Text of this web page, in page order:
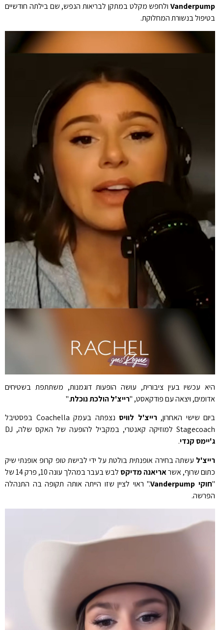
Vanderpump ולחפש מקלט במתקן לבריאות הנפש, שם בילתה חודשיים
בטיפול בנשורת המחלוקת.
היא עכשיו בעין ציבורית, עושה הופעות דוגמנות, משתתפת בשטיחים
אדומים, ויצאה עם פודקאסט, "רייצ'ל הולכת נוכלת."
ביום שישי האחרון,רייצ'ל לוויס
נצפתה בעמק Coachella בפסטיבל
Stagecoach למוזיקה קאנטרי, במקביל להופעה של האקס שלה, DJ
ג'יימס קנדי.
רייצ'ל עשתה בחירה אופנתית בולטת על ידי לבישת טופ קרופ אופנתי שיק
כתום שרוף, אשראריאנה מדיקס
לבש בעבר במהלך עונה 10, פרק 14 של
"חוקי Vanderpump
." ראוי לציין שזו הייתה אותה תקופה בה התנהלה
הפרשה.